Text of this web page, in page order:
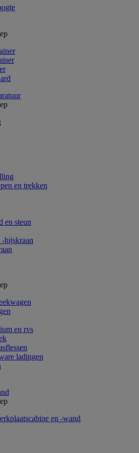
en trekken
en steun
-hijskraan
en rvs
ladingen
en -wand